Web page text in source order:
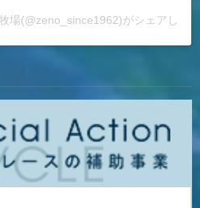
場(@zeno_since1962)がシェアした